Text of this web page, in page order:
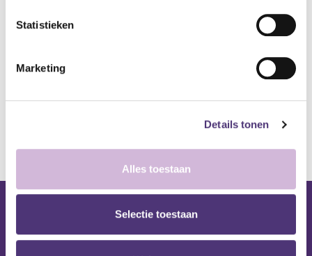
Statistieken
Marketing
Details tonen
Alles toestaan
Selectie toestaan
Levering: 2-5 werkdagen*
Shop